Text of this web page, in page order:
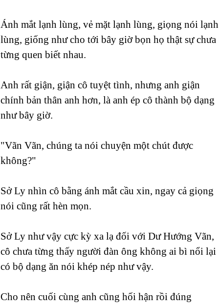
Ánh mắt lạnh lùng, vẻ mặt lạnh lùng, giọng nói lạnh
lùng, giống như cho tới bây giờ bọn họ thật sự chưa
từng quen biết nhau.
Anh rất giận, giận cô tuyệt tình, nhưng anh giận
chính bản thân anh hơn, là anh ép cô thành bộ dạng
như bây giờ.
"Vãn Vãn, chúng ta nói chuyện một chút được
không?"
Sở Ly nhìn cô bằng ánh mắt cầu xin, ngay cả giọng
nói cũng rất hèn mọn.
Sở Ly như vậy cực kỳ xa lạ đối với Dư Hướng Vãn,
cô chưa từng thấy người đàn ông không ai bì nổi lại
có bộ dạng ăn nói khép nép như vậy.
Cho nên cuối cùng anh cũng hối hận rồi đúng